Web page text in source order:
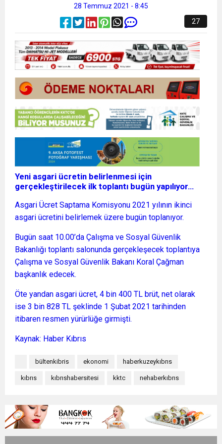
28 Temmuz 2021 - 8:45
27
Yeni asgari ücretin belirlenmesi için
gerçekleştirilecek ilk toplantı bugün yapılıyor…
Asgari Ücret Saptama Komisyonu 2021 yılının ikinci
asgari ücretini belirlemek üzere bugün toplanıyor.
Bugün saat 10.00’da Çalışma ve Sosyal Güvenlik
Bakanlığı toplantı salonunda gerçekleşecek toplantıya
Çalışma ve Sosyal Güvenlik Bakanı Koral Çağman
başkanlık edecek.
Öte yandan asgari ücret, 4 bin 400 TL brüt, net olarak
ise 3 bin 828 TL şeklinde 1 Şubat 2021 tarihinden
itibaren resmen yürürlüğe girmişti.
Kaynak: Haber Kıbrıs
bültenkibris ekonomi haberkuzeykıbrıs
kıbrıs kıbrıshabersitesi kktc nehaberkıbrıs